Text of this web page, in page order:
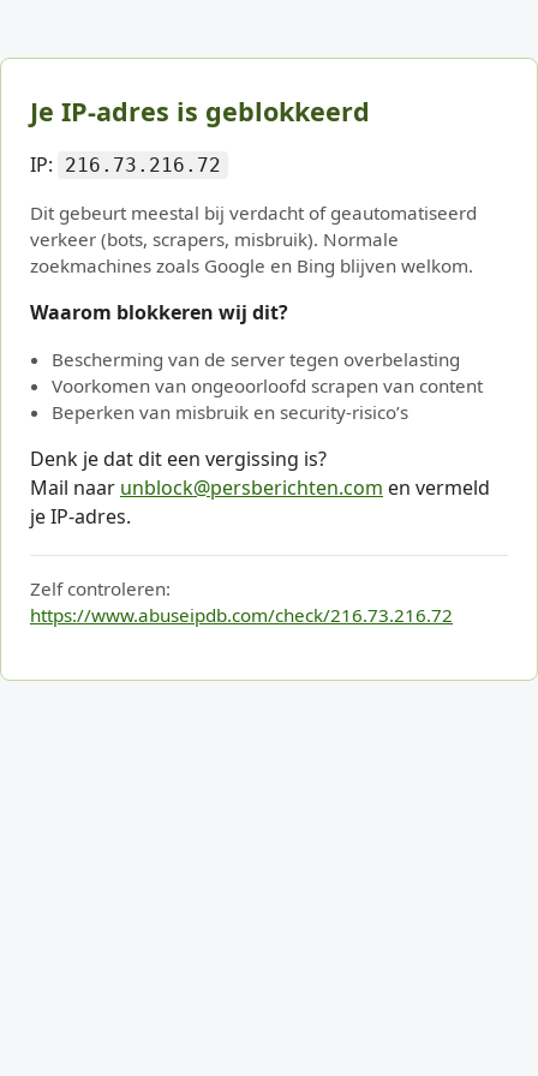
Je IP-adres is geblokkeerd
IP: 216.73.216.72
Dit gebeurt meestal bij verdacht of geautomatiseerd
verkeer (bots, scrapers, misbruik). Normale
zoekmachines zoals Google en Bing blijven welkom.
Waarom blokkeren wij dit?
Bescherming van de server tegen overbelasting
Voorkomen van ongeoorloofd scrapen van content
Beperken van misbruik en security-risico’s
Denk je dat dit een vergissing is?
Mail naar unblock@persberichten.com en vermeld
je IP-adres.
Zelf controleren:
https://www.abuseipdb.com/check/216.73.216.72